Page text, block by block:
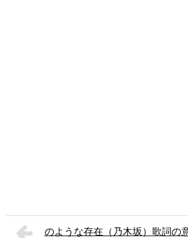
のような存在（乃木坂）歌詞の